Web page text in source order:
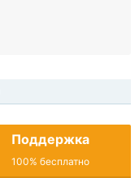
Поддержка
100% бесплатно